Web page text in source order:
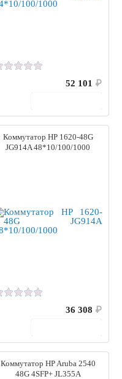
52 101 ₽
Коммутатор HP 1620-48G
JG914A 48*10/100/1000
36 308 ₽
Коммутатор HP Aruba 2540
48G 4SFP+ JL355A